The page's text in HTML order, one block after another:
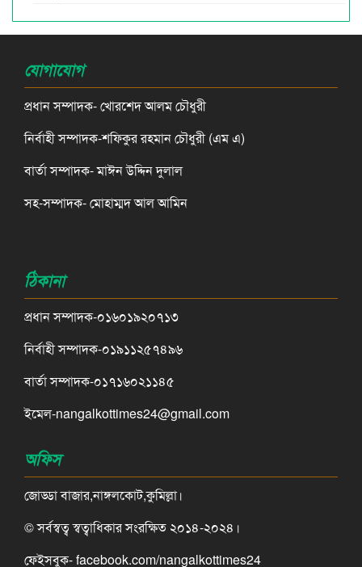
যোগাযোগ
প্রধান সম্পাদক- খোরশেদ আলম চৌধুরী
নির্বাহী সম্পাদক-শফিকুর রহমান চৌধুরী (এম এ)
বার্তা সম্পাদক- মাঈন উদ্দিন দুলাল
সহ-সম্পাদক- মোহাম্মদ আল আমিন
ঠিকানা
প্রধান সম্পাদক-০১৬০১৯২০৭১৩
নির্বাহী সম্পাদক-০১৯১১২৫৭৪৯৬
বার্তা সম্পাদক-০১৭১৬০২১১৪৫
ইমেল-nangalkottimes24@gmail.com
অফিস
জোড্ডা বাজার,নাঙ্গলকোট,কুমিল্লা।
© সর্বস্বত্ব স্বত্বাধিকার সংরক্ষিত ২০১৪-২০২৪।
ফেইসবুক- facebook.com/nangalkottimes24